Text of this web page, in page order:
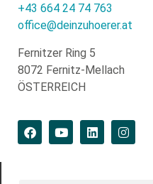
+43 664 24 74 763
office@deinzuhoerer.at
Fernitzer Ring 5
8072 Fernitz-Mellach
ÖSTERREICH